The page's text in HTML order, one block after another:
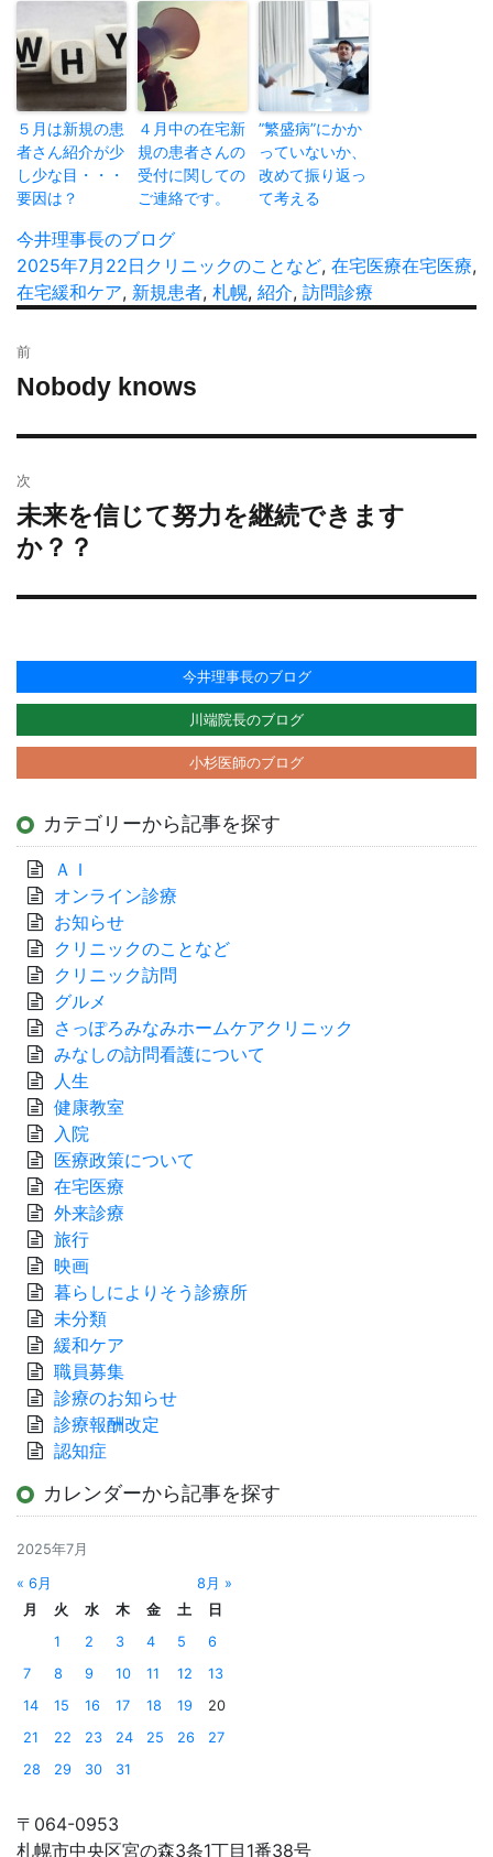
５月は新規の患
者さん紹介が少
し少な目・・・
要因は？
４月中の在宅新
規の患者さんの
受付に関しての
ご連絡です。
”繁盛病”にかか
っていないか、
改めて振り返っ
て考える
投
稿
者
今井理事長のブログ
投
稿
2025年7月22日 カ
テ
クリニックのことなど, 在宅医療タ
在宅医療,
在宅緩和ケア, 新規患者, 札幌, 紹介, 訪問診療
稿
ナ
ー
シ
ョ
前
過
の
稿:
Nobody knows
次
次
の
投
稿:
未来を信じて努力を継続できます
か？？
今井理事長のブログ
川端院長のブログ
小杉医師のブログ
カテゴリーから記事を探す
ＡＩ
オンライン診療
お知らせ
クリニックのことなど
クリニック訪問
グルメ
さっぽろみなみホームケアクリニック
みなしの訪問看護について
人生
健康教室
入院
医療政策について
在宅医療
外来診療
旅行
映画
暮らしによりそう診療所
未分類
緩和ケア
職員募集
診療のお知らせ
診療報酬改定
認知症
カレンダーから記事を探す
2025年7月
« 6月
8月 »
月
火 水 木 金 土
日
1
2 3 4 5
6
7
8 9 10 11 12
13
14
15 16 17 18 19
20
21
22 23 24 25 26
27
28
29 30 31
〒064-0953
札幌市中央区宮の森3条1丁目1番38号